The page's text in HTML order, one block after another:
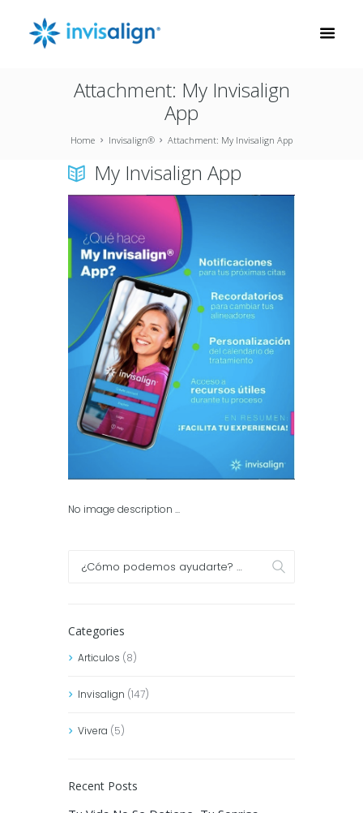
Attachment: My Invisalign
App
Home Invisalign® Attachment: My Invisalign App
My Invisalign App
No image description ...
Categories
Articulos (8)
Invisalign (147)
Vivera (5)
Recent Posts